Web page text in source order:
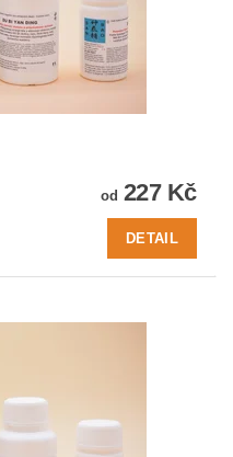
od 227 Kč
DETAIL